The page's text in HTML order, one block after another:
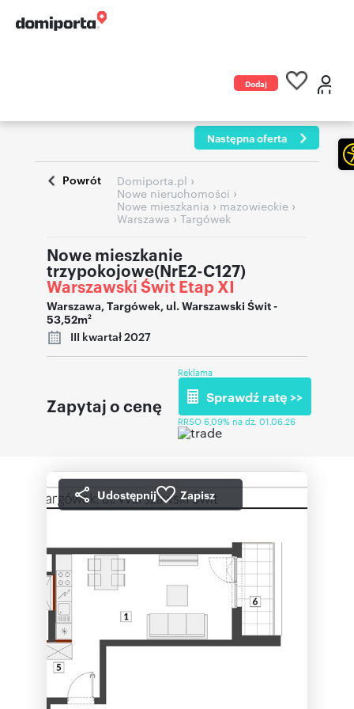
Dodaj
Następna oferta
Powrót Domiporta.pl ›
Nowe nieruchomości ›
Nowe mieszkania › mazowieckie ›
Warszawa › Targówek
Nowe mieszkanie
trzypokojowe(NrE2-C127)
Warszawski Świt Etap XI
Warszawa,Targówek, ul. Warszawski Świt-
53,52m2
III kwartał 2027
Zapytaj o cenę
Reklama
Sprawdź ratę >>
RRSO 6,09% na dz. 01.06.26
Udostępnij Zapisz